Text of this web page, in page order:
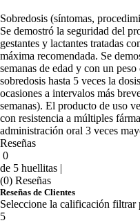
Sobredosis (síntomas,
Se demostró la seguridad del
gestantes y lactantes tratadas
máxima recomendada. Se
semanas de edad y con un
sobredosis hasta 5 veces la
ocasiones a intervalos más
semanas). El producto de uso
con resistencia a múltiples
administración oral 3 veces
Reseñas
0
de 5 huellitas |
(0) Reseñas
Reseñas de Clientes
Seleccione la calificación filtrar
5